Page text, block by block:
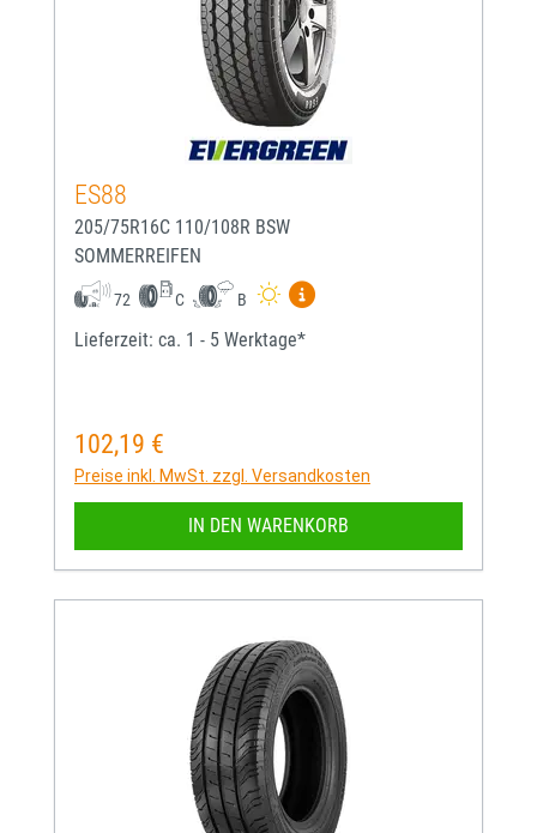
ES88
205/75R16C 110/108R BSW
SOMMERREIFEN
72 C B
Mehr Informationen zum
Lieferzeit: ca. 1 - 5 Werktage*
Regulärer Preis:
102,19 €
Preise inkl. MwSt. zzgl. Versandkosten
IN DEN WARENKORB